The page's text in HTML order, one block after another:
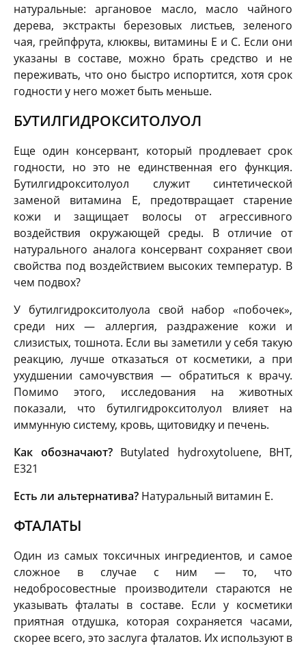
натуральные: аргановое масло, масло чайного
дерева, экстракты березовых листьев, зеленого
чая, грейпфрута, клюквы, витамины E и C. Если они
указаны в составе, можно брать средство и не
переживать, что оно быстро испортится, хотя срок
годности у него может быть меньше.
БУТИЛГИДРОКСИТОЛУОЛ
Еще один консервант, который продлевает срок
годности, но это не единственная его функция.
Бутилгидрокситолуол служит синтетической
заменой витамина E, предотвращает старение
кожи и защищает волосы от агрессивного
воздействия окружающей среды. В отличие от
натурального аналога консервант сохраняет свои
свойства под воздействием высоких температур. В
чем подвох?
У бутилгидрокситолуола свой набор «побочек»,
среди них — аллергия, раздражение кожи и
слизистых, тошнота. Если вы заметили у себя такую
реакцию, лучше отказаться от косметики, а при
ухудшении самочувствия — обратиться к врачу.
Помимо этого, исследования на животных
показали, что бутилгидрокситолуол влияет на
иммунную систему, кровь, щитовидку и печень.
Как обозначают?Butylated hydroxytoluene, BHT,
E321
Есть ли альтернатива? Натуральный витамин E.
ФТАЛАТЫ
Один из самых токсичных ингредиентов, и самое
сложное в случае с ним — то, что
недобросовестные производители стараются не
указывать фталаты в составе. Если у косметики
приятная отдушка, которая сохраняется часами,
скорее всего, это заслуга фталатов. Их используют в